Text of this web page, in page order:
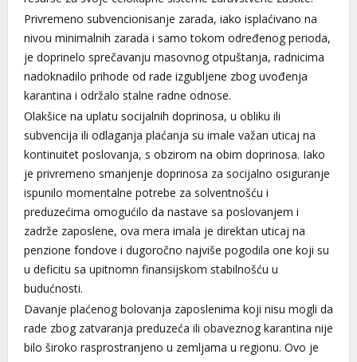
Privremeno subvencionisanje zarada, iako isplaćivano na
nivou minimalnih zarada i samo tokom određenog perioda,
je doprinelo sprečavanju masovnog otpuštanja, radnicima
nadoknadilo prihode od rade izgubljene zbog uvođenja
karantina i održalo stalne radne odnose.
Olakšice na uplatu socijalnih doprinosa, u obliku ili
subvencija ili odlaganja plaćanja su imale važan uticaj na
kontinuitet poslovanja, s obzirom na obim doprinosa. Iako
je privremeno smanjenje doprinosa za socijalno osiguranje
ispunilo momentalne potrebe za solventnošću i
preduzećima omogućilo da nastave sa poslovanjem i
zadrže zaposlene, ova mera imala je direktan uticaj na
penzione fondove i dugoročno najviše pogodila one koji su
u deficitu sa upitnomn finansijskom stabilnošću u
budućnosti.
Davanje plaćenog bolovanja zaposlenima koji nisu mogli da
rade zbog zatvaranja preduzeća ili obaveznog karantina nije
bilo široko rasprostranjeno u zemljama u regionu. Ovo je